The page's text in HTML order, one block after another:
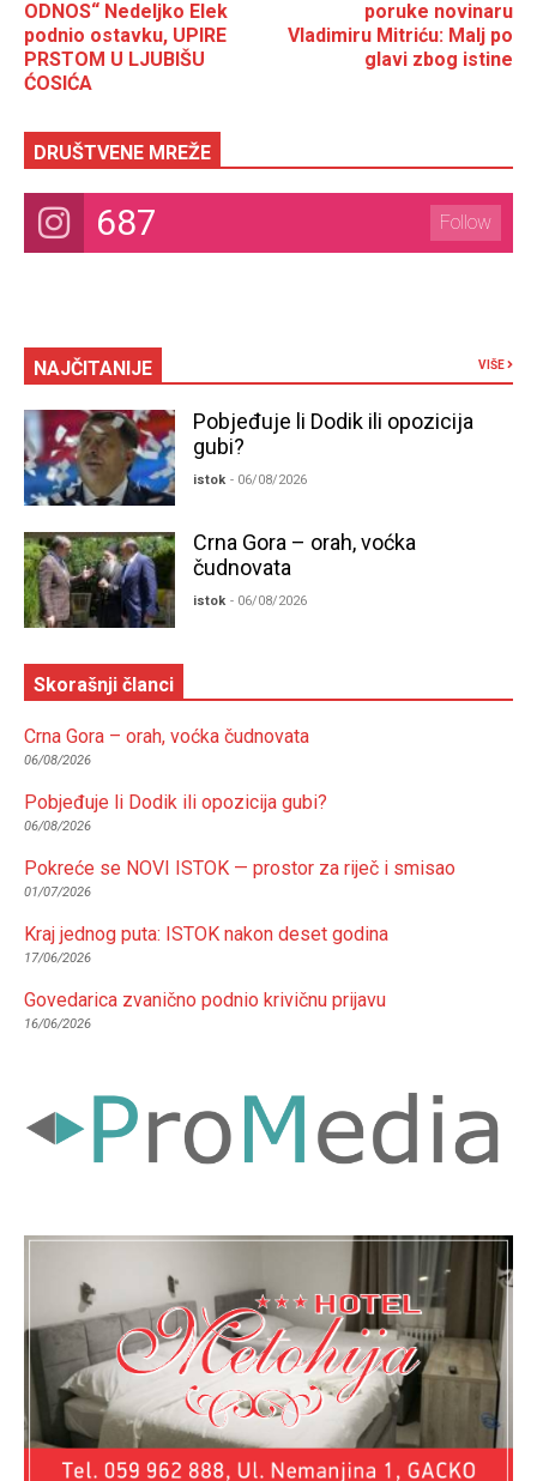
ODNOS“ Nedeljko Elek
podnio ostavku, UPIRE
PRSTOM U LJUBIŠU
ĆOSIĆA
poruke novinaru
Vladimiru Mitriću: Malj po
glavi zbog istine
DRUŠTVENE MREŽE
687 Follow
NAJČITANIJE VIŠE
Pobjeđuje li Dodik ili opozicija
gubi?
istok - 06/08/2026
Crna Gora – orah, voćka
čudnovata
istok - 06/08/2026
Skorašnji članci
Crna Gora – orah, voćka čudnovata
06/08/2026
Pobjeđuje li Dodik ili opozicija gubi?
06/08/2026
Pokreće se NOVI ISTOK — prostor za riječ i smisao
01/07/2026
Kraj jednog puta: ISTOK nakon deset godina
17/06/2026
Govedarica zvanično podnio krivičnu prijavu
16/06/2026